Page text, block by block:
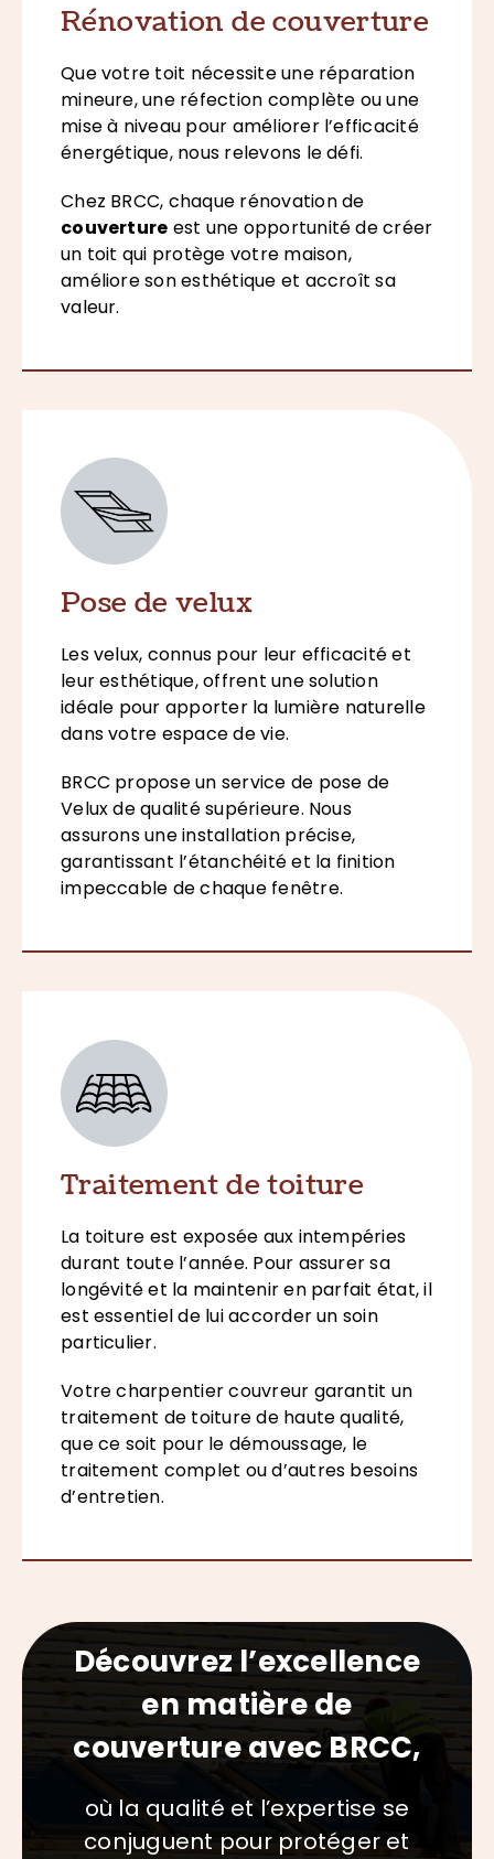
Rénovation de couverture
Que votre toit nécessite une réparation
mineure, une réfection complète ou une
mise à niveau pour améliorer l’efficacité
énergétique, nous relevons le défi.
Chez BRCC, chaque rénovation de
couverture est une opportunité de créer
un toit qui protège votre maison,
améliore son esthétique et accroît sa
valeur.
Pose de velux
Les velux, connus pour leur efficacité et
leur esthétique, offrent une solution
idéale pour apporter la lumière naturelle
dans votre espace de vie.
BRCC propose un service de pose de
Velux de qualité supérieure. Nous
assurons une installation précise,
garantissant l’étanchéité et la finition
impeccable de chaque fenêtre.
Traitement de toiture
La toiture est exposée aux intempéries
durant toute l’année. Pour assurer sa
longévité et la maintenir en parfait état, il
est essentiel de lui accorder un soin
particulier.
Votre charpentier couvreur garantit un
traitement de toiture de haute qualité,
que ce soit pour le démoussage, le
traitement complet ou d’autres besoins
d’entretien.
Découvrez l’excellence
en matière de
couverture avec BRCC,
où la qualité et l’expertise se
conjuguent pour protéger et